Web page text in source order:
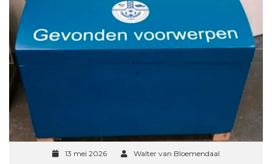
13 mei 2026
Walter van Bloemendaal